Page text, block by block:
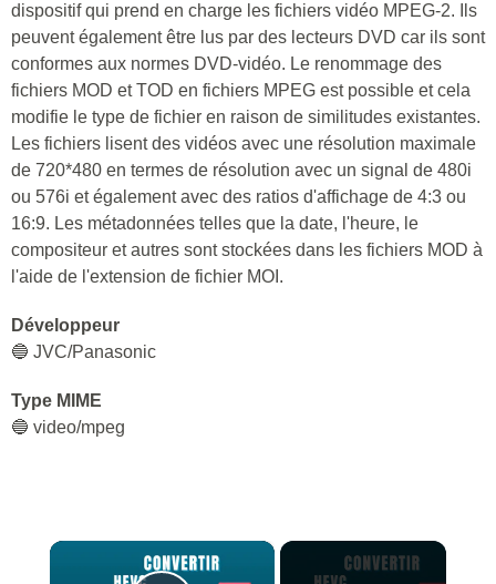
dispositif qui prend en charge les fichiers vidéo MPEG-2. Ils
peuvent également être lus par des lecteurs DVD car ils sont
conformes aux normes DVD-vidéo. Le renommage des
fichiers MOD et TOD en fichiers MPEG est possible et cela
modifie le type de fichier en raison de similitudes existantes.
Les fichiers lisent des vidéos avec une résolution maximale
de 720*480 en termes de résolution avec un signal de 480i
ou 576i et également avec des ratios d'affichage de 4:3 ou
16:9. Les métadonnées telles que la date, l'heure, le
compositeur et autres sont stockées dans les fichiers MOD à
l'aide de l'extension de fichier MOI.
Développeur
🔵 JVC/Panasonic
Type MIME
🔵 video/mpeg
×